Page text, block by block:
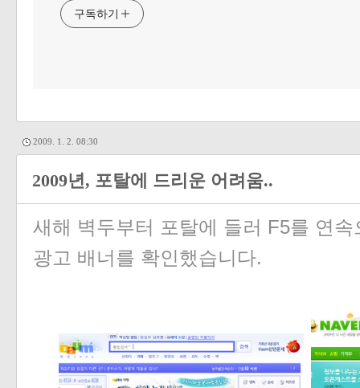
구독하기
2009. 1. 2. 08:30
2009년, 포탈에 드리운 어려움..
새해 벽두부터 포탈에 들러 F5를 연
광고 배너를 확인했습니다.